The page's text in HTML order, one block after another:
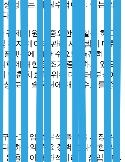
생성하는 데 필수적이며, 이는 임
.
규제 지원이 중요한 역할을 하고
환자 데이터 관리 시스템에 대한
플랫폼에 대한 수요를 촉진하고 있
학에 대한 강조가 증가하고 있으
맞춘 치료를 위해 데이터 분석에
상 분석 솔루션에 대한 수요를 증
구하고, 임상 분석 플랫폼 시장은
. 하나의 주요 장벽은 다양한 의
운용성이 제한적이라는 점입니다.